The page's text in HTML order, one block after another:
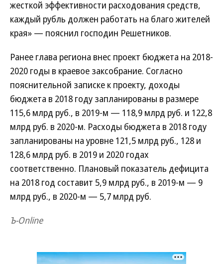
жесткой эффективности расходования средств,
каждый рубль должен работать на благо жителей
края» — пояснил господин Решетников.
Ранее глава региона внес проект бюджета на 2018-
2020 годы в краевое заксобрание. Согласно
пояснительной записке к проекту, доходы
бюджета в 2018 году запланированы в размере
115,6 млрд руб., в 2019-м — 118,9 млрд руб. и 122,8
млрд руб. в 2020-м. Расходы бюджета в 2018 году
запланированы на уровне 121,5 млрд руб., 128 и
128,6 млрд руб. в 2019 и 2020 годах
соответственно. Плановый показатель дефицита
на 2018 год составит 5,9 млрд руб., в 2019-м — 9
млрд руб., в 2020-м — 5,7 млрд руб.
Ъ-Online